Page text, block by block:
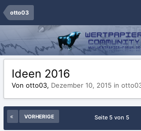
otto03
Ideen 2016
Von otto03, Dezember 10, 2015 in
VORHERIGE Seite 5 von 5